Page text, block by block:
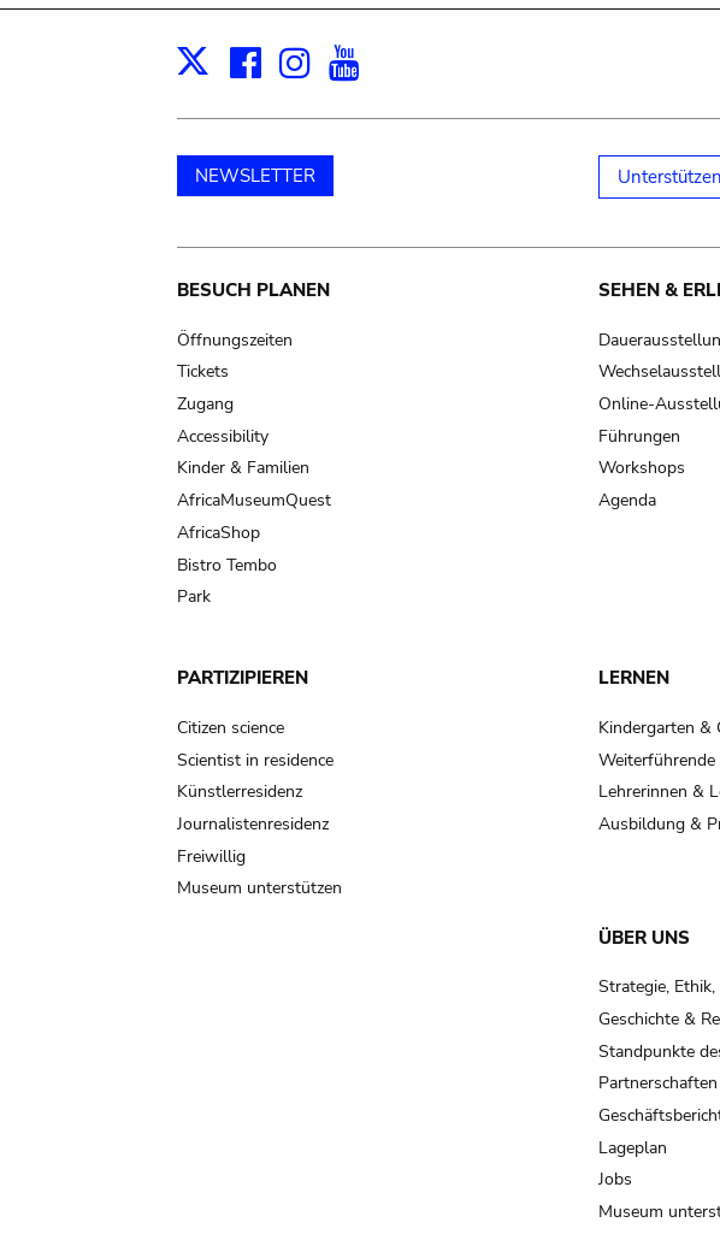
X Facebook
Instagram
NEWSLETTER
Main
navigation
BESUCH PLANEN
Öffnungszeiten
Tickets
Zugang
Accessibility
Kinder & Familien
AfricaMuseumQuest
AfricaShop
Bistro Tembo
Park
SEHEN &
Online-
Führungen
Workshops
Agenda
PARTIZIPIEREN
Citizen science
Scientist in residence
Künstlerresidenz
Journalistenresidenz
Freiwillig
Museum unterstützen
LERNEN
Kindergarten &
Weiterführende
Lehrerinnen &
Ausbildung &
ÜBER UNS
Strategie,
Geschichte &
Standpunkte
Partnerschaften
Lageplan
Jobs
Museum